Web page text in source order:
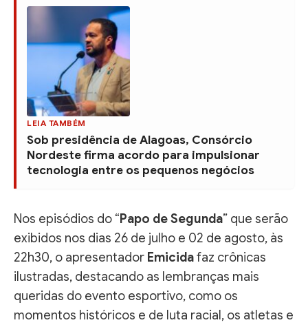
LEIA TAMBÉM
Sob presidência de Alagoas, Consórcio
Nordeste firma acordo para impulsionar
tecnologia entre os pequenos negócios
Nos episódios do “Papo de Segunda” que serão
exibidos nos dias 26 de julho e 02 de agosto, às
22h30, o apresentador Emicidafaz crônicas
ilustradas, destacando as lembranças mais
queridas do evento esportivo, como os
momentos históricos e de luta racial, os atletas e